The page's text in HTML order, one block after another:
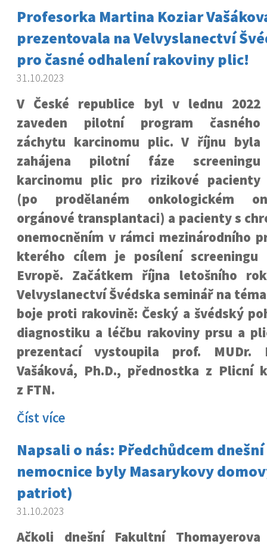
Profesorka Martina Koziar
prezentovala na Velvyslanectví
pro časné odhalení rakoviny plic!
31.10.2023
V České republice byl v lednu 2022
zaveden pilotní program časného
záchytu karcinomu plic. V říjnu byla
zahájena pilotní fáze screeningu
karcinomu plic pro rizikové pacienty
(po prodělaném onkologickém
orgánové transplantaci) a pacienty s
onemocněním v rámci mezinárodního
kterého cílem je posílení
Evropě. Začátkem října letošního
Velvyslanectví Švédska seminář na
boje proti rakovině: Český a švédský
diagnostiku a léčbu rakoviny prsu a
prezentací vystoupila prof. MUDr.
Vašáková, Ph.D., přednostka z Plicní
z FTN.
Číst více
Napsali o nás: Předchůdcem
nemocnice byly Masarykovy
patriot)
31.10.2023
Ačkoli dnešní Fakultní Thomayerova